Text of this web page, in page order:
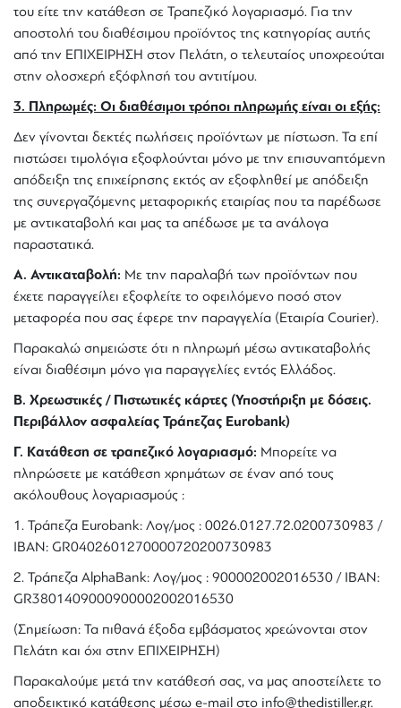
του είτε την κατάθεση σε Τραπεζικό λογαριασμό. Για την
αποστολή του διαθέσιμου προϊόντος της κατηγορίας αυτής
από την ΕΠΙΧΕΙΡΗΣΗ στον Πελάτη, ο τελευταίος υποχρεούται
στην ολοσχερή εξόφλησή του αντιτίμου.
3. Πληρωμές: Οι διαθέσιμοι τρόποι πληρωμής είναι οι εξής:
Δεν γίνονται δεκτές πωλήσεις προϊόντων με πίστωση. Τα επί
πιστώσει τιμολόγια εξοφλούνται μόνο με την επισυναπτόμενη
απόδειξη της επιχείρησης εκτός αν εξοφληθεί με απόδειξη
της συνεργαζόμενης μεταφορικής εταιρίας που τα παρέδωσε
με αντικαταβολή και μας τα απέδωσε με τα ανάλογα
παραστατικά.
Α. Αντικαταβολή: Με την παραλαβή των προϊόντων που
έχετε παραγγείλει εξοφλείτε το οφειλόμενο ποσό στον
μεταφορέα που σας έφερε την παραγγελία (Εταιρία Courier).
Παρακαλώ σημειώστε ότι η πληρωμή μέσω αντικαταβολής
είναι διαθέσιμη μόνο για παραγγελίες εντός Ελλάδος.
Β. Χρεωστικές / Πιστωτικές κάρτες (Υποστήριξη με δόσεις.
Περιβάλλον ασφαλείας Τράπεζας Eurobank)
Γ. Κατάθεση σε τραπεζικό λογαριασμό: Μπορείτε να
πληρώσετε με κατάθεση χρημάτων σε έναν από τους
ακόλουθους λογαριασμούς :
1. Τράπεζα Eurobank: Λογ/μος : 0026.0127.72.0200730983 /
IBAN: GR0402601270000720200730983
2. Τράπεζα AlphaBank: Λογ/μος : 900002002016530 / IBAN:
GR3801409000900002002016530
(Σημείωση: Τα πιθανά έξοδα εμβάσματος χρεώνονται στον
Πελάτη και όχι στην ΕΠΙΧΕΙΡΗΣΗ)
Παρακαλούμε μετά την κατάθεσή σας, να μας αποστείλετε το
αποδεικτικό κατάθεσης μέσω e-mail στο info@thedistiller.gr.